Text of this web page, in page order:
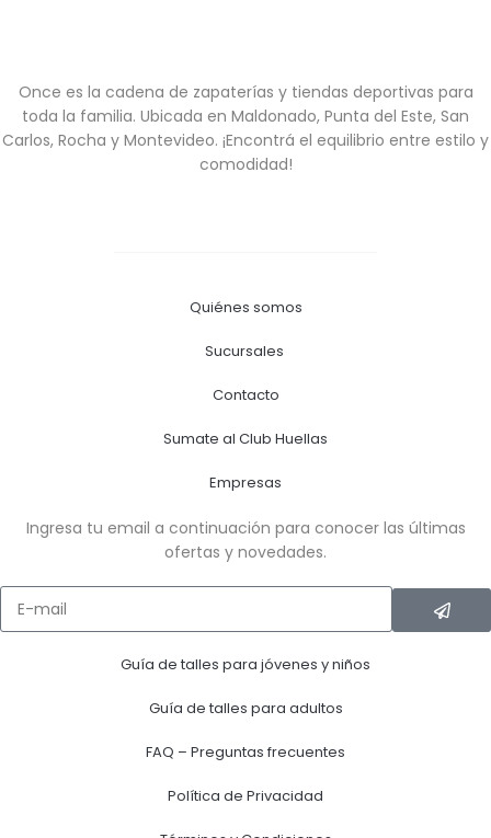
Once es la cadena de zapaterías y tiendas deportivas para
toda la familia. Ubicada en Maldonado, Punta del Este, San
Carlos, Rocha y Montevideo. ¡Encontrá el equilibrio entre estilo y
comodidad!
Quiénes somos
Sucursales
Contacto
Sumate al Club Huellas
Empresas
Ingresa tu email a continuación para conocer las últimas
ofertas y novedades.
Guía de talles para jóvenes y niños
Guía de talles para adultos
FAQ – Preguntas frecuentes
Política de Privacidad